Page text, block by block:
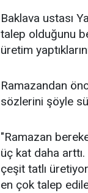
Baklava ustası
talep olduğunu
üretim
Ramazandan
sözlerini şöyle
"Ramazan
üç kat daha
çeşit tatlı
en çok talep